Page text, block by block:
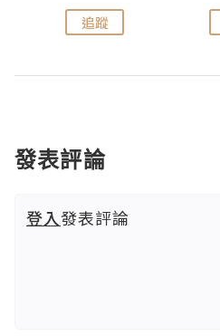
追蹤
發表評論
登入發表評論